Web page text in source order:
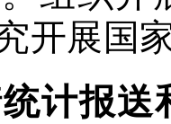
开展国
计报送